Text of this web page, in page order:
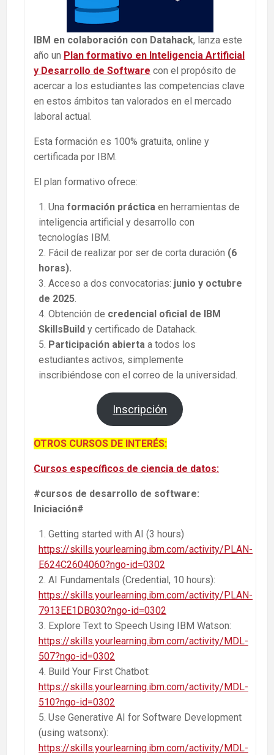
IBM en colaboración con Datahack, lanza este
año un Plan formativo en Inteligencia Artificial
y Desarrollo de Software con el propósito de
acercar a los estudiantes las competencias clave
en estos ámbitos tan valorados en el mercado
laboral actual.
Esta formación es 100% gratuita, online y
certificada por IBM.
El plan formativo ofrece:
Una formación práctica en herramientas de
inteligencia artificial y desarrollo con
tecnologías IBM.
Fácil de realizar por ser de corta duración (6
horas).
Acceso a dos convocatorias: junio y octubre
de 2025.
Obtención de credencial oficial de IBM
SkillsBuild y certificado de Datahack.
Participación abierta a todos los
estudiantes activos, simplemente
inscribiéndose con el correo de la universidad.
Inscripción
OTROS CURSOS DE INTERÉS:
Cursos específicos de ciencia de datos:
#cursos de desarrollo de software:
Iniciación#
Getting started with AI (3 hours)
https://skills.yourlearning.ibm.com/activity/PLAN-
E624C2604060?ngo-id=0302
AI Fundamentals (Credential, 10 hours):
https://skills.yourlearning.ibm.com/activity/PLAN-
7913EE1DB030?ngo-id=0302
Explore Text to Speech Using IBM Watson:
https://skills.yourlearning.ibm.com/activity/MDL-
507?ngo-id=0302
Build Your First Chatbot:
https://skills.yourlearning.ibm.com/activity/MDL-
510?ngo-id=0302
Use Generative AI for Software Development
(using watsonx):
https://skills.yourlearning.ibm.com/activity/MDL-